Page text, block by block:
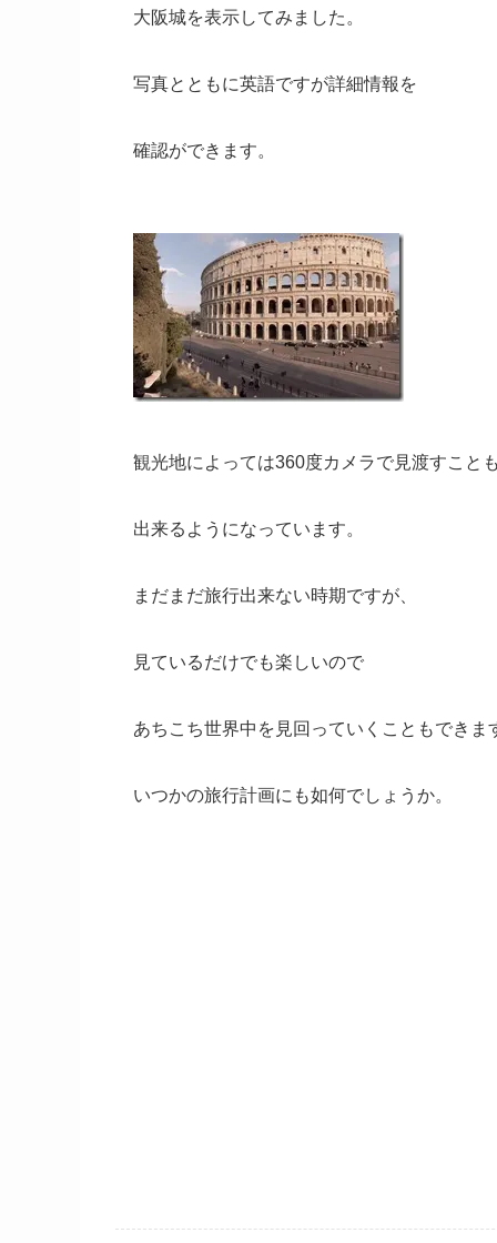
大阪城を表示してみました。
写真とともに英語ですが詳細情報を
確認ができます。
観光地によっては360度カメラで見渡すこと
出来るようになっています。
まだまだ旅行出来ない時期ですが、
見ているだけでも楽しいので
あちこち世界中を見回っていくこともできま
いつかの旅行計画にも如何でしょうか。